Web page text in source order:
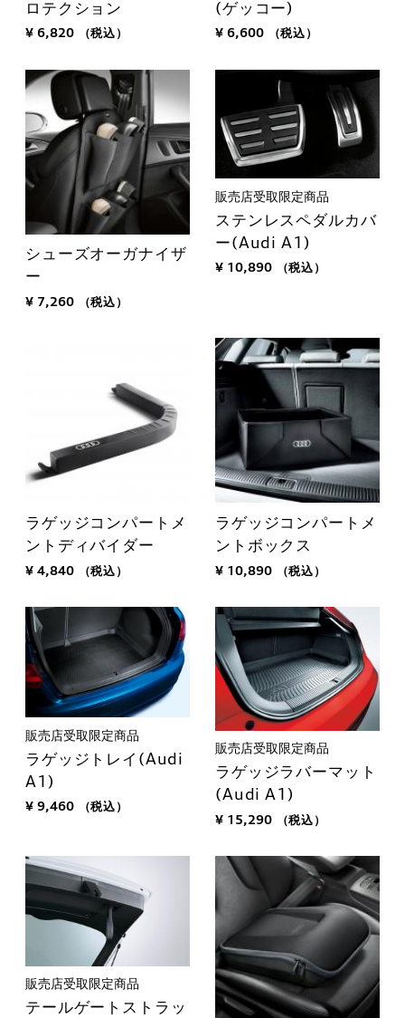
ロテクション
¥ 6,820 （税込）
(ゲッコー)
¥ 6,600 （税込）
シューズオーガナイザ
ー
¥ 7,260 （税込）
販売店受取限定商品
ステンレスペダルカバ
ー(Audi A1)
¥ 10,890 （税込）
ラゲッジコンパートメ
ントディバイダー
¥ 4,840 （税込）
ラゲッジコンパートメ
ントボックス
¥ 10,890 （税込）
販売店受取限定商品
ラゲッジトレイ(Audi
A1)
¥ 9,460 （税込）
販売店受取限定商品
ラゲッジラバーマット
(Audi A1)
¥ 15,290 （税込）
販売店受取限定商品
テールゲートストラッ